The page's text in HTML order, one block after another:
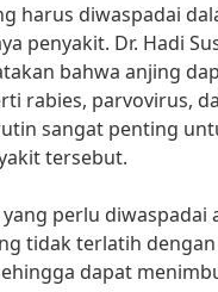
harus diwaspadai
penyakit. Dr. Hadi
bahwa anjing
rabies, parvovirus,
sangat penting
tersebut.
perlu diwaspadai
tidak terlatih
dapat